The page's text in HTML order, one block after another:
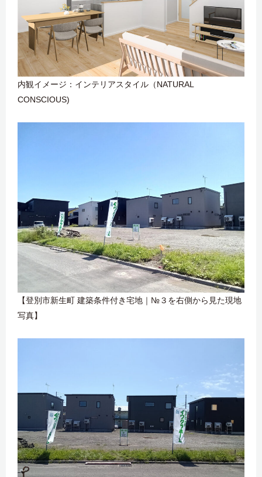
内観イメージ：インテリアスタイル（NATURAL
CONSCIOUS)
【登別市新生町 建築条件付き宅地｜№３を右側から見た現地
写真】